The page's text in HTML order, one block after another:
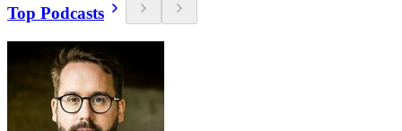
Top Podcasts